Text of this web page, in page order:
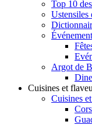
Top 10
Ustensiles
Argot de
Cuisines et
Cuisines